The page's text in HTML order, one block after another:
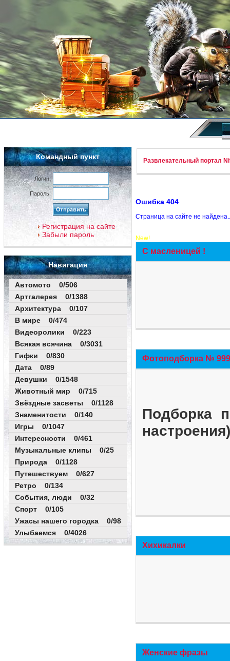
Командный пункт
Логин:
Пароль:
Регистрация на сайте
Забыли пароль
Навигация
Автомото 0/506
Артгалерея 0/1388
Архитектура 0/107
В мире 0/474
Видеоролики 0/223
Всякая всячина 0/3031
Гифки 0/830
Дата 0/89
Девушки 0/1548
Животный мир 0/715
Звёздные засветы 0/1128
Знаменитости 0/140
Игры 0/1047
Интересности 0/461
Музыкальные клипы 0/25
Природа 0/1128
Путешествуем 0/627
Ретро 0/134
События, люди 0/32
Спорт 0/105
Ужасы нашего городка 0/98
Улыбаемся 0/4026
Развлекательный портал
Ошибка 404
Страница на сайте не
New!
С масленицей !
Фотоподборка №
Подборка
Хихикалки
Женские фразы